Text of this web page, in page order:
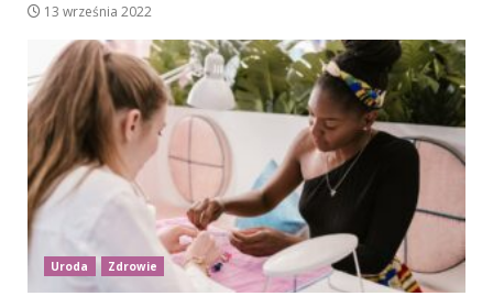
13 września 2022
Uroda Zdrowie